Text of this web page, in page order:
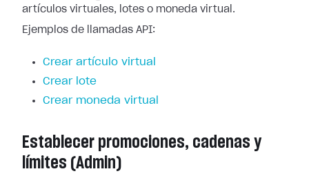
artículos virtuales, lotes o moneda virtual.
Ejemplos de llamadas API:
Crear artículo virtual
Crear lote
Crear moneda virtual
Establecer promociones, cadenas y
límites (Admin)